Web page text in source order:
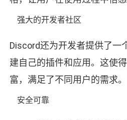
强大的开发者社区
Discord还为开发者提供了一
建自己的插件和应用。这使
富，满足了不同用户的需求。
安全可靠